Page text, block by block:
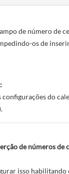
de número de
os de
configurações do
de números de
isso habilitando